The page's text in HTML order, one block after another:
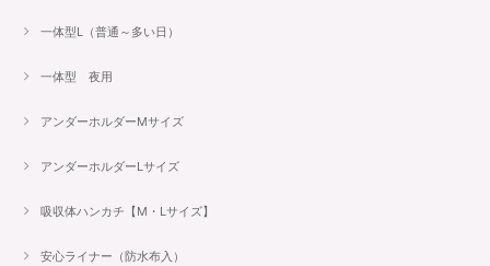
一体型L（普通～多い日）
一体型 夜用
アンダーホルダーMサイズ
アンダーホルダーLサイズ
吸収体ハンカチ【M・Lサイズ】
安心ライナー（防水布入）